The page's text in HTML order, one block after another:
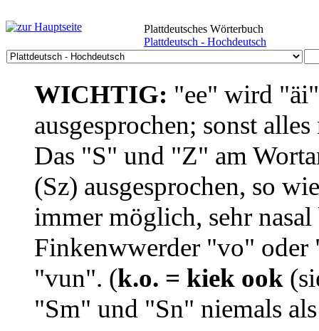
Plattdeutsches Wörterbuch
Plattdeutsch - Hochdeutsch
WICHTIG: "ee" wird
ausgesprochen; sonst
Das "S" und "Z" am
(Sz) ausgesprochen, so
immer möglich, sehr
Finkenwwerder "vo"
"vun". (k.o. = kiek ook
"Sm" und "Sn" niemals